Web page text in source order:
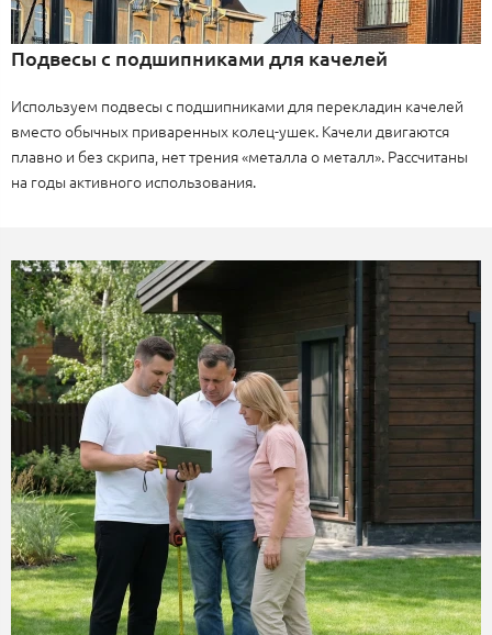
Подвесы с подшипниками для качелей
Используем подвесы с подшипниками для перекладин качелей
вместо обычных приваренных колец-ушек. Качели двигаются
плавно и без скрипа, нет трения «металла о металл». Рассчитаны
на годы активного использования.